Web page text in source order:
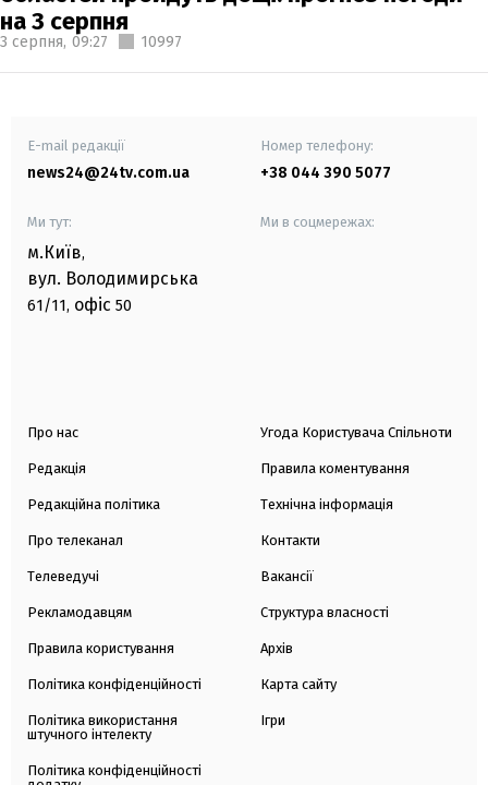
на 3 серпня
3 серпня, 09:27 10997
E-mail редакції
news24@24tv.com.ua
Номер телефону:
+38 044 390 5077
Ми тут:
м.Київ,
вул. Володимирська
61/11, офіс 50
Ми в соцмережах:
Про нас
Редакція
Редакційна політика
Про телеканал
Телеведучі
Рекламодавцям
Правила користування
Політика конфіденційності
Політика використання
штучного інтелекту
Політика конфіденційності
Угода Користувача Спільноти
Правила коментування
Технічна інформація
Контакти
Вакансії
Структура власності
Архів
Карта сайту
Ігри